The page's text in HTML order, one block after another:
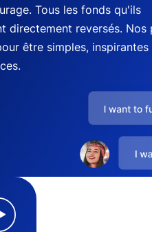
Tous les fonds qu'ils
directement reversés. Nos
être simples, inspirantes